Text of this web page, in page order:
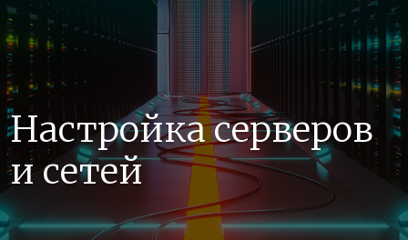
Настройкасерверов
и сетей